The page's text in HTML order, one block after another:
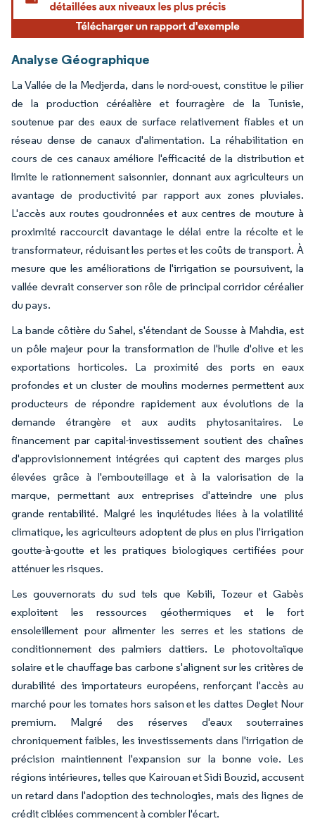
Analyse Géographique
La Vallée de la Medjerda, dans le nord-ouest, constitue le pilier
de la production céréalière et fourragère de la Tunisie,
soutenue par des eaux de surface relativement fiables et un
réseau dense de canaux d'alimentation. La réhabilitation en
cours de ces canaux améliore l'efficacité de la distribution et
limite le rationnement saisonnier, donnant aux agriculteurs un
avantage de productivité par rapport aux zones pluviales.
L'accès aux routes goudronnées et aux centres de mouture à
proximité raccourcit davantage le délai entre la récolte et le
transformateur, réduisant les pertes et les coûts de transport. À
mesure que les améliorations de l'irrigation se poursuivent, la
vallée devrait conserver son rôle de principal corridor céréalier
du pays.
La bande côtière du Sahel, s'étendant de Sousse à Mahdia, est
un pôle majeur pour la transformation de l'huile d'olive et les
exportations horticoles. La proximité des ports en eaux
profondes et un cluster de moulins modernes permettent aux
producteurs de répondre rapidement aux évolutions de la
demande étrangère et aux audits phytosanitaires. Le
financement par capital-investissement soutient des chaînes
d'approvisionnement intégrées qui captent des marges plus
élevées grâce à l'embouteillage et à la valorisation de la
marque, permettant aux entreprises d'atteindre une plus
grande rentabilité. Malgré les inquiétudes liées à la volatilité
climatique, les agriculteurs adoptent de plus en plus l'irrigation
goutte-à-goutte et les pratiques biologiques certifiées pour
atténuer les risques.
Les gouvernorats du sud tels que Kebili, Tozeur et Gabès
exploitent les ressources géothermiques et le fort
ensoleillement pour alimenter les serres et les stations de
conditionnement des palmiers dattiers. Le photovoltaïque
solaire et le chauffage bas carbone s'alignent sur les critères de
durabilité des importateurs européens, renforçant l'accès au
marché pour les tomates hors saison et les dattes Deglet Nour
premium. Malgré des réserves d'eaux souterraines
chroniquement faibles, les investissements dans l'irrigation de
précision maintiennent l'expansion sur la bonne voie. Les
régions intérieures, telles que Kairouan et Sidi Bouzid, accusent
un retard dans l'adoption des technologies, mais des lignes de
crédit ciblées commencent à combler l'écart.